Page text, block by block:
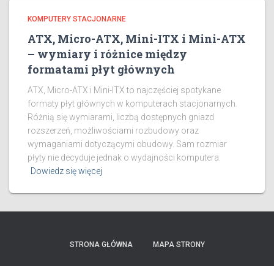
KOMPUTERY STACJONARNE
ATX, Micro-ATX, Mini-ITX i Mini-ATX
– wymiary i różnice między
formatami płyt głównych
ATX, Micro-ATX i Mini-ITX to najczęściej spotykane
formaty płyt głównych w komputerach stacjonarnych.
Różnią się wymiarami, liczbą dostępnych gniazd
rozszerzeń, możliwościami rozbudowy oraz
wymaganiami dotyczącymi obudowy. Sam rozmiar
płyty nie decyduje jednak o wydajności komputera.
Dowiedz się więcej
STRONA GŁÓWNA MAPA STRONY